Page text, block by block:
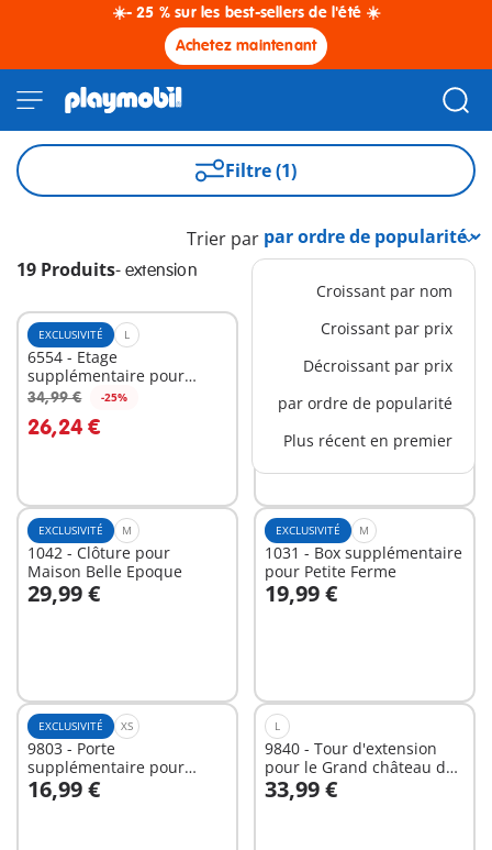
☀️- 25 % sur les best-sellers de l'été ☀️
Achetez maintenant
Filtre (1)
19 Produits- extension
Trier par
Croissant par nom
Croissant par prix
Décroissant par prix
par ordre de popularité
Plus récent en premier
EXCLUSIVITÉ L
6554 - Etage
supplémentaire pour
Maison moderne
34,99 € -25%
26,24 €
Au panier
EXCLUSIVITÉ XL
71711 - Etage
supplémentaire pour
Maison Belle Epoque
59,99 € -25%
44,99 €
Au panier
EXCLUSIVITÉ M
1042 - Clôture pour
Maison Belle Epoque
29,99 €
Au panier
EXCLUSIVITÉ M
1031 - Box supplémentaire
pour Petite Ferme
19,99 €
Au panier
EXCLUSIVITÉ XS
9803 - Porte
supplémentaire pour
Caserne de pompiers
16,99 €
Au panier
L
9840 - Tour d'extension
pour le Grand château des
Chevaliers Novelmore
33,99 €
Au panier